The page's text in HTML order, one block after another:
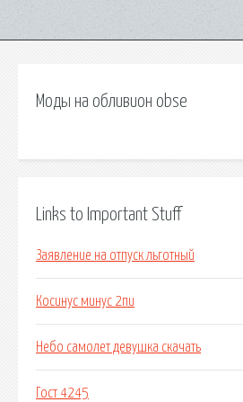
Моды на обливион obse
Links to Important Stuff
Заявление на отпуск льготный
Косинус минус 2пи
Небо самолет девушка скачать
Гост 4245